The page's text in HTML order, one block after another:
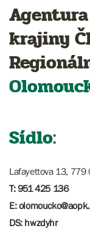
krajiny
Sídlo:
Lafayettova 13, 779
T: 951 425 136
E:
DS: hwzdyhr